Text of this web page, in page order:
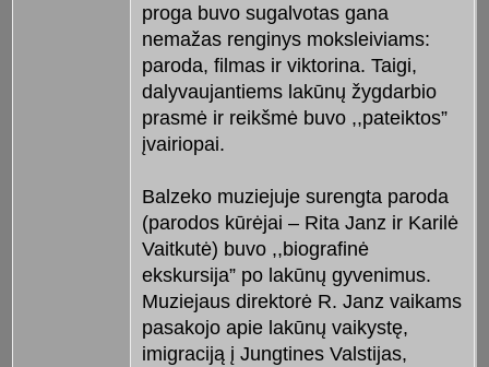
proga buvo sugalvotas gana
nemažas renginys moksleiviams:
paroda, filmas ir viktorina. Taigi,
dalyvaujantiems lakūnų žygdarbio
prasmė ir reikšmė buvo ,,pateiktos”
įvairiopai.
Balzeko muziejuje surengta paroda
(parodos kūrėjai – Rita Janz ir Karilė
Vaitkutė) buvo ,,biografinė
ekskursija” po lakūnų gyvenimus.
Muziejaus direktorė R. Janz vaikams
pasakojo apie lakūnų vaikystę,
imigraciją į Jungtines Valstijas,